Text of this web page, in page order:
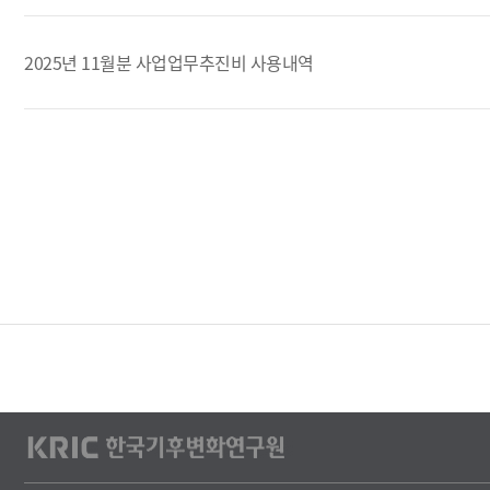
첨
파
2025년 11월분 사업업무추진비 사용내역